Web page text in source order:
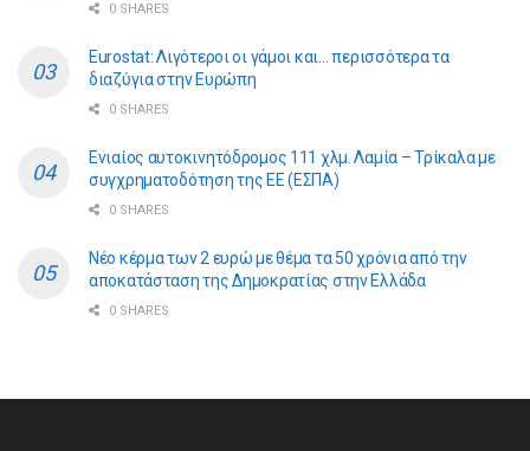
0 SHARES
Eurostat: Λιγότεροι οι γάμοι και… περισσότερα τα
διαζύγια στην Ευρώπη
0 SHARES
Ενιαίος αυτοκινητόδρομος 111 χλμ. Λαμία – Τρίκαλα με
συγχρηματοδότηση της ΕE (ΕΣΠΑ)
0 SHARES
Νέο κέρμα των 2 ευρώ με θέμα τα 50 χρόνια από την
αποκατάσταση της Δημοκρατίας στην Ελλάδα
0 SHARES